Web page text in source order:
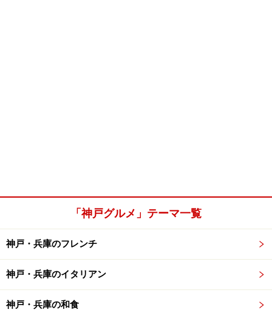
「神戸グルメ」テーマ一覧
神戸・兵庫のフレンチ
神戸・兵庫のイタリアン
神戸・兵庫の和食